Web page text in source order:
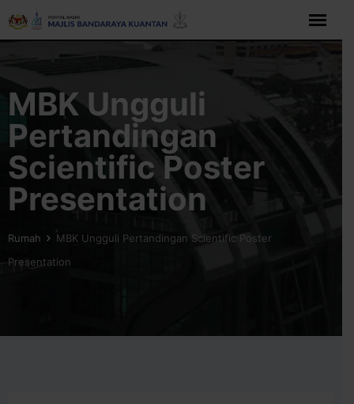
Langkau
kandungan
MBK Ungguli
Pertandingan
Scientific Poster
Presentation
Rumah
MBK Ungguli Pertandingan Scientific Poster
Presentation